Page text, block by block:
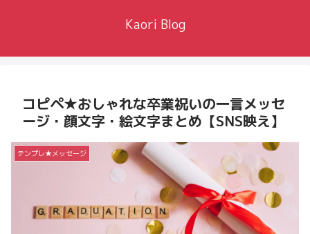
Kaori Blog
コピペ★おしゃれな卒業祝いの一言メッセ
ージ・顔文字・絵文字まとめ【SNS映え】
テンプレ★メッセージ